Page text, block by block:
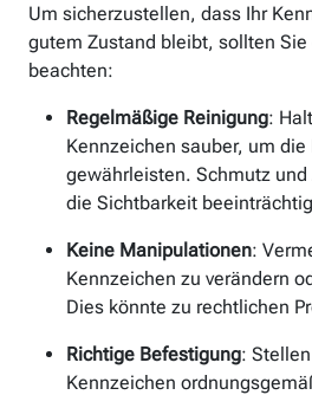
Um sicherzustellen, dass Ihr
gutem Zustand bleibt, sollten
beachten:
Regelmäßige Reinigung:
Kennzeichen sauber, um
gewährleisten. Schmutz
die Sichtbarkeit
Keine Manipulationen:
Kennzeichen zu verändern
Dies könnte zu rechtlichen
Richtige Befestigung:
Kennzeichen